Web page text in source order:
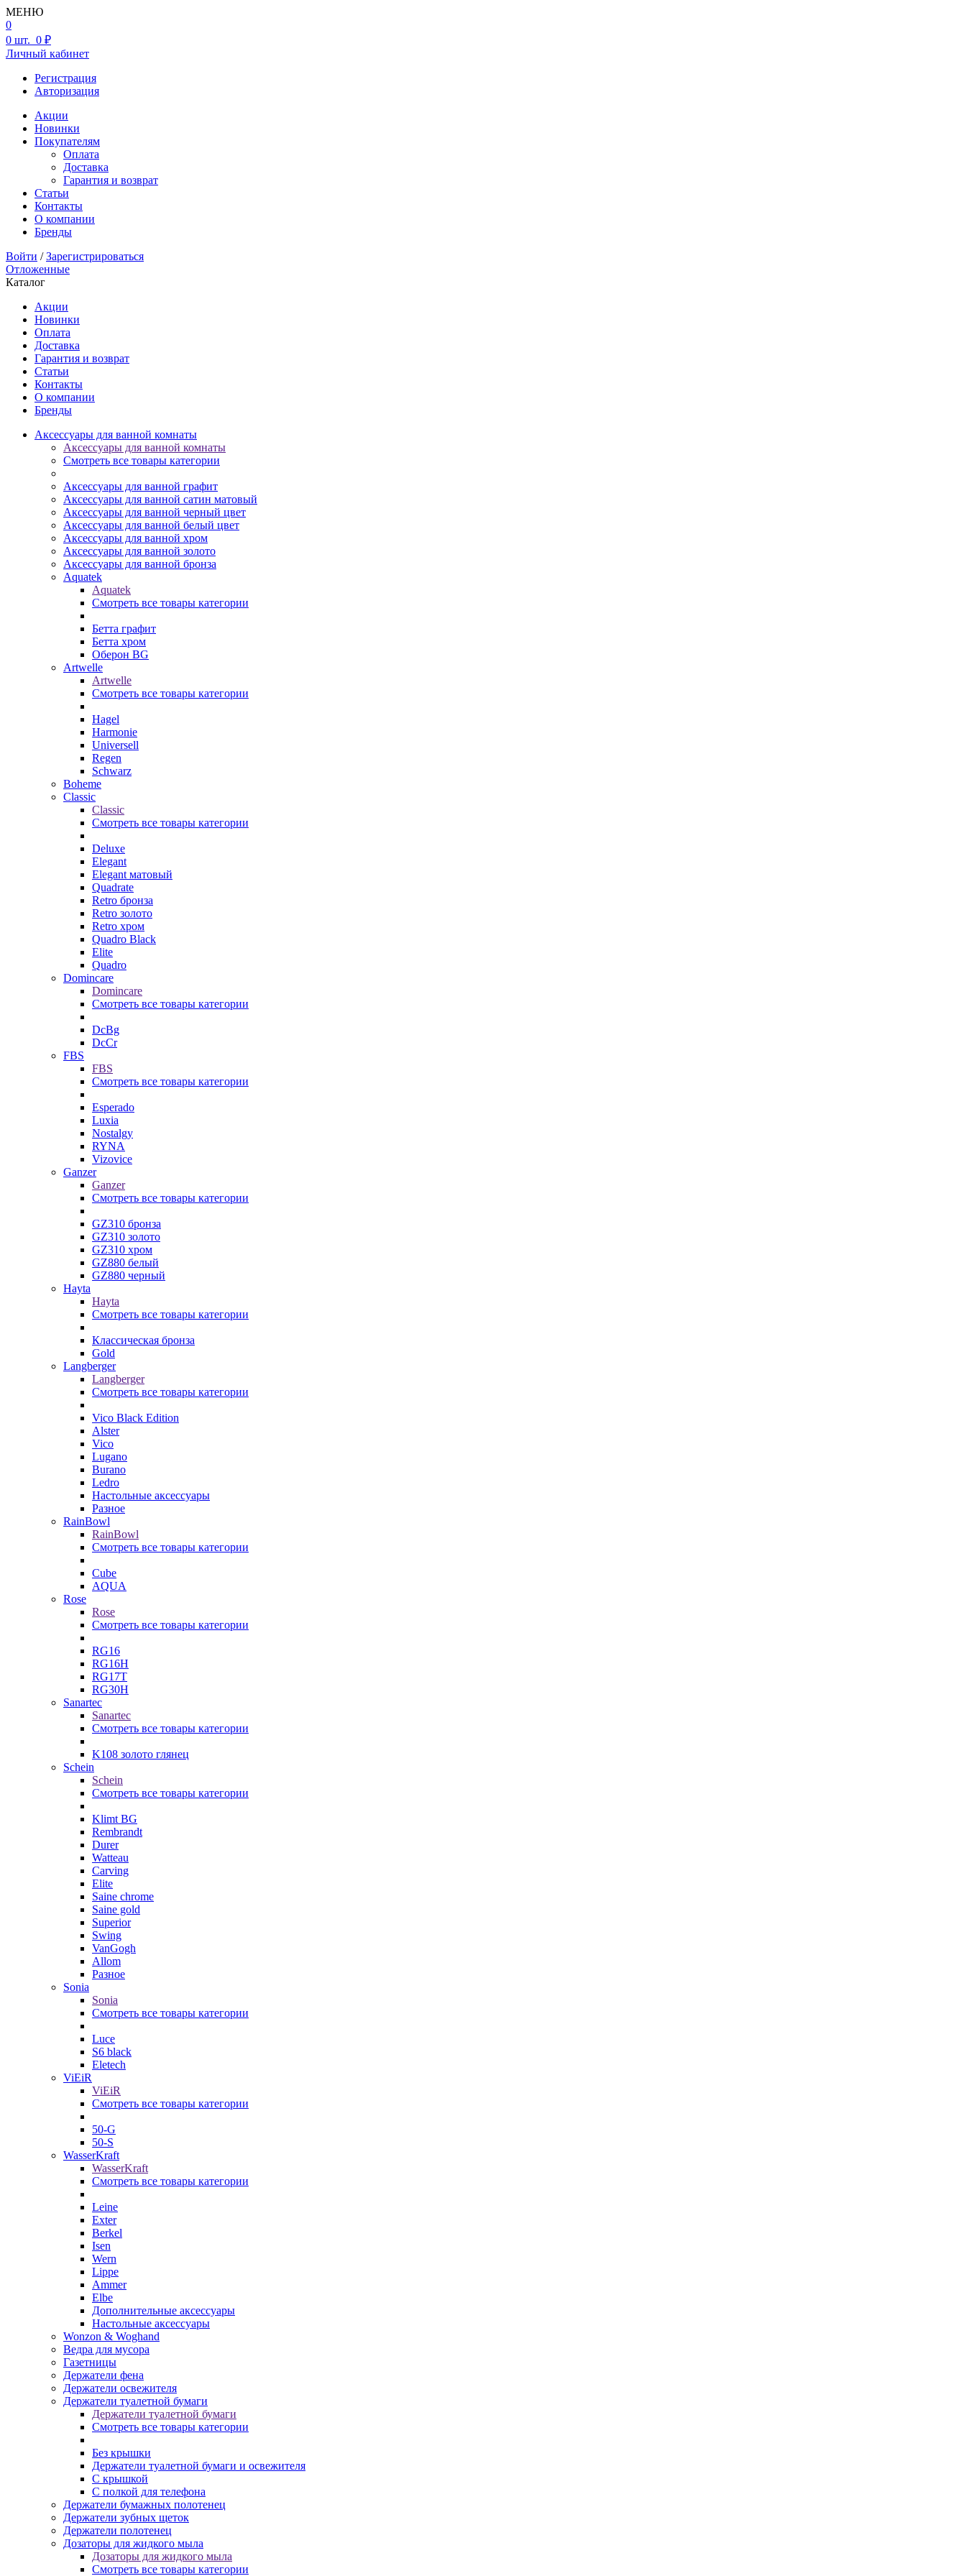
МЕНЮ
0
0 шт. 0 ₽
Личный кабинет
Регистрация
Авторизация
Акции
Новинки
Покупателям
Оплата
Доставка
Гарантия и возврат
Статьи
Контакты
О компании
Бренды
Войти /Зарегистрироваться
Отложенные
Каталог
Акции
Новинки
Оплата
Доставка
Гарантия и возврат
Статьи
Контакты
О компании
Бренды
Аксессуары для ванной комнаты
Аксессуары для ванной комнаты
Смотреть все товары категории
Аксессуары для ванной графит
Аксессуары для ванной сатин матовый
Аксессуары для ванной черный цвет
Аксессуары для ванной белый цвет
Аксессуары для ванной хром
Аксессуары для ванной золото
Аксессуары для ванной бронза
Aquatek
Aquatek
Смотреть все товары категории
Бетта графит
Бетта хром
Оберон BG
Artwelle
Artwelle
Смотреть все товары категории
Hagel
Harmonie
Universell
Regen
Schwarz
Boheme
Classic
Classic
Смотреть все товары категории
Deluxe
Elegant
Elegant матовый
Quadrate
Retro бронза
Retro золото
Retro хром
Quadro Black
Elite
Quadro
Domincare
Domincare
Смотреть все товары категории
DcBg
DcCr
FBS
FBS
Смотреть все товары категории
Esperado
Luxia
Nostalgy
RYNA
Vizovice
Ganzer
Ganzer
Смотреть все товары категории
GZ310 бронза
GZ310 золото
GZ310 хром
GZ880 белый
GZ880 черный
Hayta
Hayta
Смотреть все товары категории
Классическая бронза
Gold
Langberger
Langberger
Смотреть все товары категории
Vico Black Edition
Alster
Vico
Lugano
Burano
Ledro
Настольные аксессуары
Разное
RainBowl
RainBowl
Смотреть все товары категории
Cube
AQUA
Rose
Rose
Смотреть все товары категории
RG16
RG16H
RG17T
RG30H
Sanartec
Sanartec
Смотреть все товары категории
K108 золото глянец
Schein
Schein
Смотреть все товары категории
Klimt BG
Rembrandt
Durer
Watteau
Carving
Elite
Saine chrome
Saine gold
Superior
Swing
VanGogh
Allom
Разное
Sonia
Sonia
Смотреть все товары категории
Luce
S6 black
Eletech
ViEiR
ViEiR
Смотреть все товары категории
50-G
50-S
WasserKraft
WasserKraft
Смотреть все товары категории
Leine
Exter
Berkel
Isen
Wern
Lippe
Ammer
Elbe
Дополнительные аксессуары
Настольные аксессуары
Wonzon & Woghand
Ведра для мусора
Газетницы
Держатели фена
Держатели освежителя
Держатели туалетной бумаги
Держатели туалетной бумаги
Смотреть все товары категории
Без крышки
Держатели туалетной бумаги и освежителя
С крышкой
С полкой для телефона
Держатели бумажных полотенец
Держатели зубных щеток
Держатели полотенец
Дозаторы для жидкого мыла
Дозаторы для жидкого мыла
Смотреть все товары категории